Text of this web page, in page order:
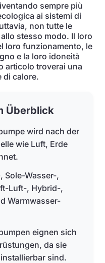
sempre più
ai sistemi di
non tutte le
stesso modo. Il loro
loro funzionamento, le
e la loro idoneità
articolo troverai una
di calore.
Überblick
wird nach der
wie Luft, Erde
Sole-Wasser-,
Luft-, Hybrid-,
Warmwasser-
eignen sich
da sie
sind.